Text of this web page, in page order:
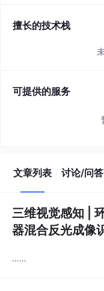
擅长的技术栈
可提供的服务
文章列表 讨论/问答
三维视觉感知 |
器混合反光成像
……